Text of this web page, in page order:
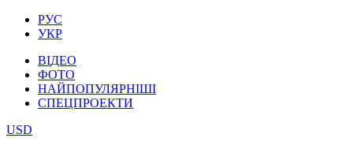
РУС
УКР
ВІДЕО
ФОТО
НАЙПОПУЛЯРНІШІ
СПЕЦПРОЕКТИ
USD